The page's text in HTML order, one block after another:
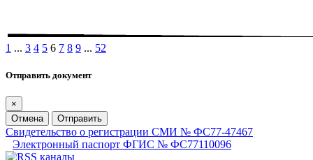
1 ... 3 4 5 6 7 8 9 ... 52
Отправить документ
×
Отмена
Отправить
Свидетельство о регистрации СМИ № ФС77-47467
Электронный паспорт ФГИС № ФС77110096